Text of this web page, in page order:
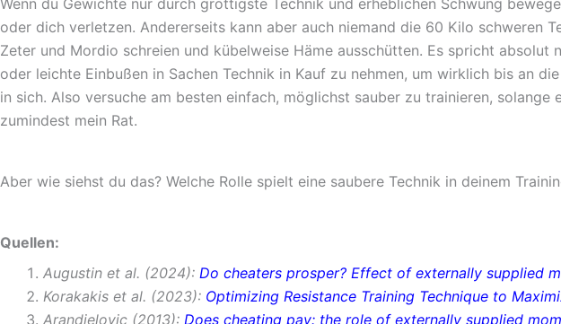
oder dich verletzen. Andererseits kann aber auch niemand die 60 Kilo schweren
Zeter und Mordio schreien und kübelweise Häme ausschütten. Es spricht absolut
oder leichte Einbußen in Sachen Technik in Kauf zu nehmen, um wirklich bis an
in sich. Also versuche am besten einfach, möglichst sauber zu trainieren,
zumindest mein Rat.
Aber wie siehst du das? Welche Rolle spielt eine saubere Technik in deinem
Quellen:
Augustin et al. (2024): Do cheaters prosper? Effect of externally supplied
Korakakis et al. (2023): Optimizing Resistance Training Technique to
Arandjelovic (2013): Does cheating pay: the role of externally supplied